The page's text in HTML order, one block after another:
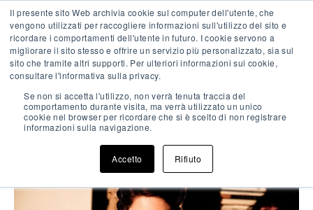
Il presente sito Web archivia cookie sul computer dell'utente, che
vengono utilizzati per raccogliere informazioni sull'utilizzo del sito e
ricordare i comportamenti dell'utente in futuro. I cookie servono a
migliorare il sito stesso e offrire un servizio più personalizzato, sia sul
sito che tramite altri supporti. Per ulteriori informazioni sui cookie,
consultare l'informativa sulla privacy.
Se non si accetta l'utilizzo, non verrà tenuta traccia del
comportamento durante visita, ma verrà utilizzato un unico
cookie nel browser per ricordare che si è scelto di non registrare
informazioni sulla navigazione.
Accetto Rifiuto
contenuto
IT EN
Riva Lofts
Enjoy a romantic getaway
Artisti @ Riva Lofts